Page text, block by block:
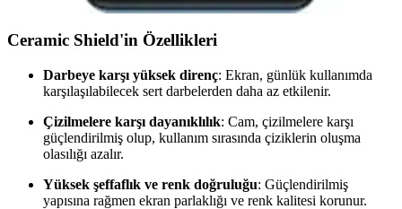
Ceramic Shield'in Özellikleri
Darbeye karşı yüksek direnç: Ekran, günlük kullanımda
karşılaşılabilecek sert darbelerden daha az etkilenir.
Çizilmelere karşı dayanıklılık: Cam, çizilmelere karşı
güçlendirilmiş olup, kullanım sırasında çiziklerin oluşma
olasılığı azalır.
Yüksek şeffaflık ve renk doğruluğu: Güçlendirilmiş
yapısına rağmen ekran parlaklığı ve renk kalitesi korunur.